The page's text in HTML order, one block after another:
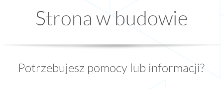
Strona w budowie
Potrzebujesz pomocy lub informacji?